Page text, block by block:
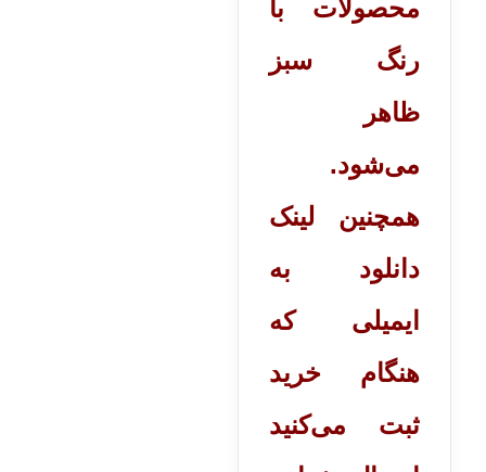
محصولات با
رنگ سبز
ظاهر
می‌شود.
همچنین لینک
دانلود به
ایمیلی که
هنگام خرید
ثبت می‌کنید